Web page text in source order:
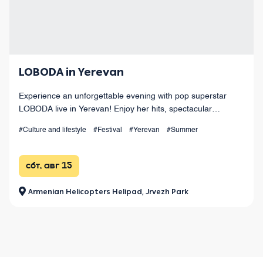
LOBODA in Yerevan
Experience an unforgettable evening with pop superstar
LOBODA live in Yerevan! Enjoy her hits, spectacular
the open sky. August 15 at Armenia
#Culture and lifestyle #Festival #Yerevan #Summer
сбт, авг 15
Armenian Helicopters Helipad, Jrvezh Park